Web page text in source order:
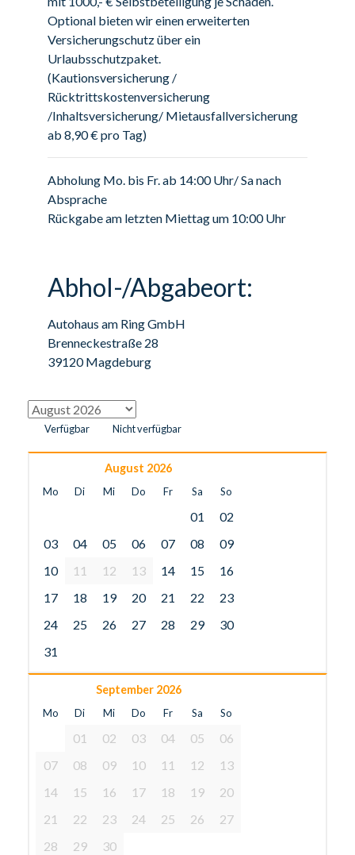
Optional bieten wir einen erweiterten
Versicherungschutz über ein
Urlaubsschutzpaket.
(Kautionsversicherung /
Rücktrittskostenversicherung
/Inhaltsversicherung/ Mietausfallversicherung
ab 8,90 € pro Tag)
Abholung Mo. bis Fr. ab 14:00 Uhr/ Sa nach
Absprache
Rückgabe am letzten Miettag um 10:00 Uhr
Abhol-/Abgabeort:
Autohaus am Ring GmbH
Brenneckestraße 28
39120 Magdeburg
Verfügbar Nicht verfügbar
August 2026
Mo Di Mi Do Fr Sa So
01
02
03
04 05 06 07 08
09
10
11 12 13 14 15
16
17
18 19 20 21 22
23
24
25 26 27 28 29
30
31
September 2026
Mo Di Mi Do Fr Sa So
01 02 03 04 05
06
07
08 09 10 11 12
13
14
15 16 17 18 19
20
21
22 23 24 25 26
27
28
29 30